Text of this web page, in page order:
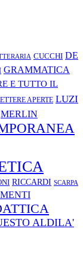
CUCCHI DE
GRAMMATICA
E TUTTO IL
APERTE LUZI
MERLIN
RICCARDI SCARPA
ALDILA'